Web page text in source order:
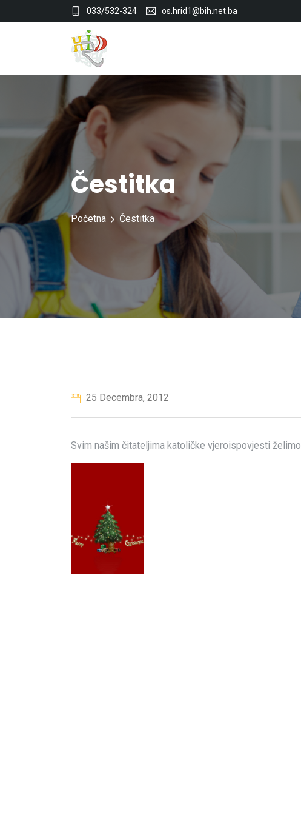
033/532-324 os.hrid1@bih.net.ba
Čestitka
Početna Čestitka
25 Decembra, 2012
Svim našim čitateljima katoličke vjeroispovjesti želimo